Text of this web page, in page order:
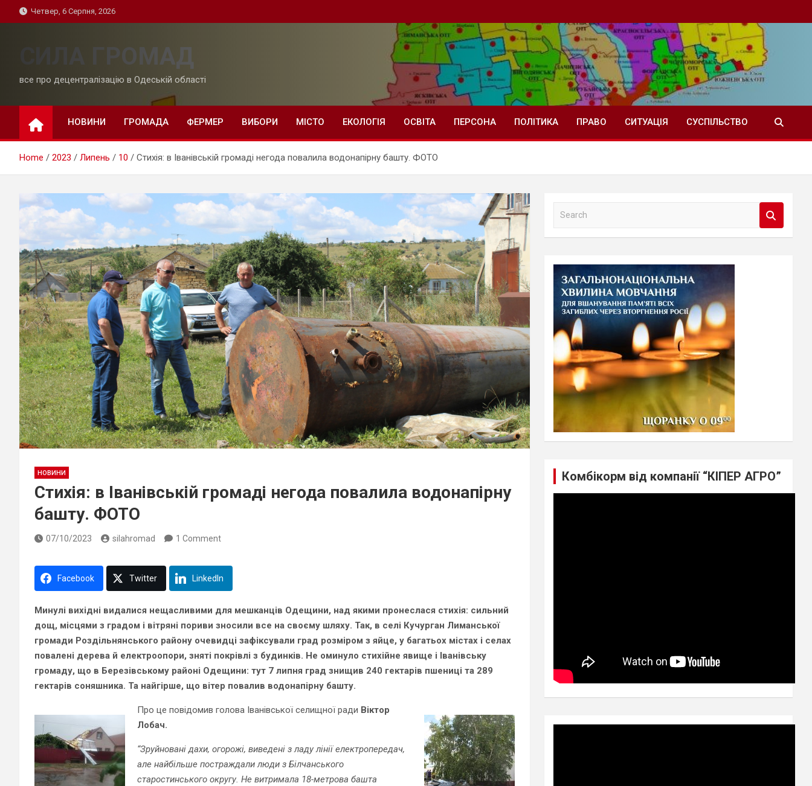
to
Четвер, 6 Серпня, 2026
СИЛА ГРОМАД
все про децентралізацію в Одеській області
НОВИНИ ГРОМАДА ФЕРМЕР ВИБОРИ МІСТО ЕКОЛОГІЯ ОСВІТА ПЕРСОНА ПОЛІТИКА ПРАВО СИТУАЦІЯ СУСПІЛЬСТВО
Home 2023 Липень 10 Стихія: в Іванівській громаді негода повалила водонапірну башту. ФОТО
НОВИНИ
Стихія: в Іванівській громаді негода повалила водонапірну
башту. ФОТО
07/10/2023 silahromad 1 Comment
Facebook Twitter LinkedIn
Минулі вихідні видалися нещасливими для мешканців Одещини, над якими пронеслася стихія: сильний
дощ, місцями з градом і вітряні пориви зносили все на своєму шляху. Так, в селі Кучурган Лиманської
громади Роздільнянського району очевидці зафіксували град розміром з яйце, у багатьох містах і селах
повалені дерева й електроопори, зняті покрівлі з будинків. Не оминуло стихійне явище і Іванівську
громаду, що в Березівському районі Одещини: тут 7 липня град знищив 240 гектарів пшениці та 289
гектарів соняшника. Та найгірше, що вітер повалив водонапірну башту.
Про це повідомив голова Іванівської селищної ради Віктор
Лобач.
“Зруйновані дахи, огорожі, виведені з ладу лінії електропередач,
але найбільше постраждали люди з Білчанського
старостинського округу. Не витримала 18-метрова башта
a
Комбікорм від компанії “КІПЕР АГРО”